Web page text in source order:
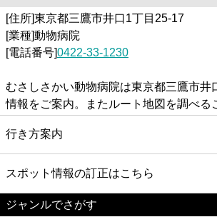
[住所]東京都三鷹市井口1丁目25-17
[業種]動物病院
[電話番号]0422-33-1230
むさしさかい動物病院は東京都三鷹市
情報をご案内。またルート地図を調べる
行き方案内
スポット情報の訂正はこちら
ジャンルでさがす